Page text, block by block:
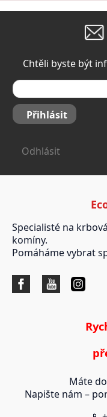
Chtěli byste být
Přihlásit
Odhlásit
Specialisté na
komíny.
Pomáháme vybrat
Máte
Napište nám –